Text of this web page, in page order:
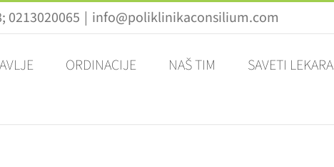
0213020065 | info@poliklinikaconsilium.com
ORDINACIJE NAŠ TIM SAVETI LEKARA